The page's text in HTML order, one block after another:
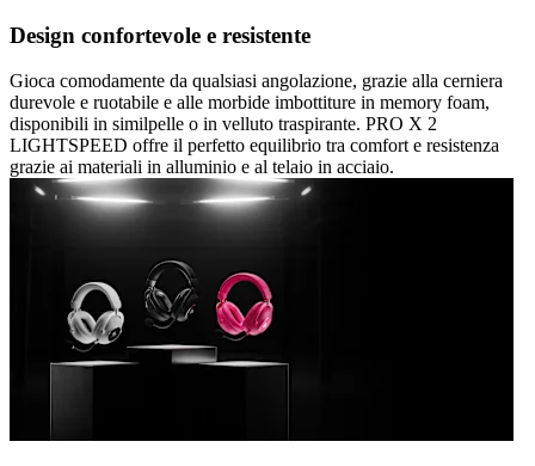
Design confortevole e resistente
Gioca comodamente da qualsiasi angolazione, grazie alla cerniera
durevole e ruotabile e alle morbide imbottiture in memory foam,
disponibili in similpelle o in velluto traspirante. PRO X 2
LIGHTSPEED offre il perfetto equilibrio tra comfort e resistenza
grazie ai materiali in alluminio e al telaio in acciaio.